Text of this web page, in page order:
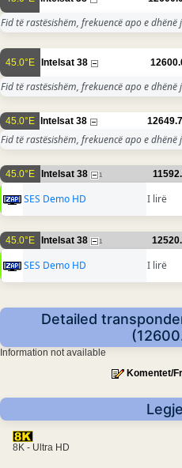
Fid të rastësishëm, frekuencë apo e dhënë
45.0°E Intelsat 38
Fid të rastësishëm, frekuencë apo e dhënë
45.0°E Intelsat 38
Fid të rastësishëm, frekuencë apo e dhënë
45.0°E Intelsat 38 1
SES Demo HD I lirë
45.0°E Intelsat 38 1
SES Demo HD I lirë
Detailed
Information not available
Komentet/
8K - Ultra HD